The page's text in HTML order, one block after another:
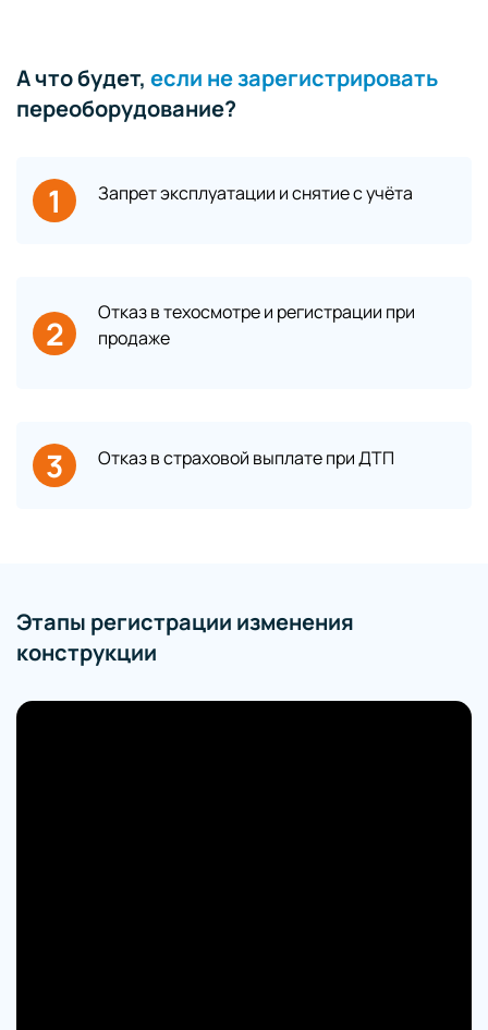
А что будет, если не зарегистрировать
переоборудование?
1 Запрет эксплуатации и снятие с учёта
2
Отказ в техосмотре и регистрации при
продаже
3 Отказ в страховой выплате при ДТП
Этапы регистрации изменения
конструкции